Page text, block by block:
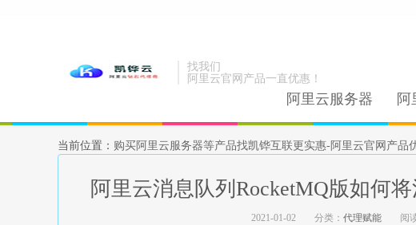
找我们
阿里云官网产品一直优惠！
阿里云服务器
当前位置： 购买阿里云服务器等产品找凯铧互联更实惠-阿里云官网产品
阿里云消息队列RocketMQ版如何
2021-01-02 分类： 代理赋能 阅